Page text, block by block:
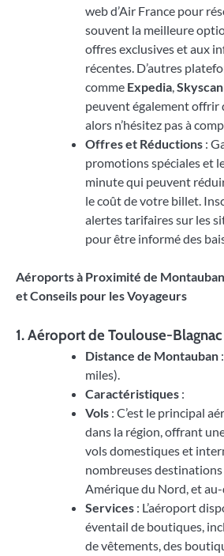
web d’Air France pour
souvent la meilleure
offres exclusives et aux
récentes. D’autres
comme Expedia,
peuvent également offrir
alors n’hésitez pas à
Offres et Réductions :
promotions spéciales et
minute qui peuvent
le coût de votre billet.
alertes tarifaires sur les
pour être informé des
Aéroports à Proximité de
et Conseils pour les Voyageurs
1.Aéroport de Toulouse-Blagnac
Distance de Montauban
miles).
Caractéristiques :
Vols : C’est le principal
dans la région, offrant
vols domestiques et
nombreuses destinations
Amérique du Nord, et
Services : L’aéroport
éventail de boutiques,
de vêtements, des